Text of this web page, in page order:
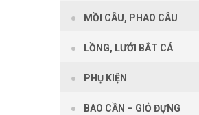
MỒI CÂU, PHAO CÂU
LỒNG, LƯỚI BẮT CÁ
PHỤ KIỆN
BAO CẦN – GIỎ ĐỰNG